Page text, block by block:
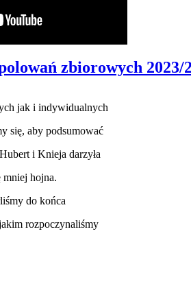
zbiorowych
jak i indywidualnych
się, aby podsumować
i Knieja darzyła
mniej hojna.
do końca
rozpoczynaliśmy